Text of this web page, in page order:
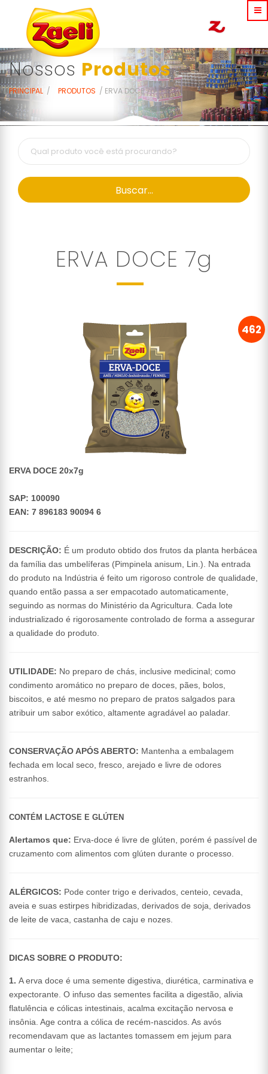
Nossos Produtos
PRINCIPAL PRODUTOS ERVA DOCE 7G
Buscar...
ERVA DOCE 7g
462
ERVA DOCE 20x7g
SAP: 100090
EAN: 7 896183 90094 6
DESCRIÇÃO: É um produto obtido dos frutos da planta herbácea
da família das umbelíferas (Pimpinela anisum, Lin.). Na entrada
do produto na Indústria é feito um rigoroso controle de qualidade,
quando então passa a ser empacotado automaticamente,
seguindo as normas do Ministério da Agricultura. Cada lote
industrializado é rigorosamente controlado de forma a assegurar
a qualidade do produto.
UTILIDADE: No preparo de chás, inclusive medicinal; como
condimento aromático no preparo de doces, pães, bolos,
biscoitos, e até mesmo no preparo de pratos salgados para
atribuir um sabor exótico, altamente agradável ao paladar.
CONSERVAÇÃO APÓS ABERTO: Mantenha a embalagem
fechada em local seco, fresco, arejado e livre de odores
estranhos.
CONTÉM LACTOSE E GLÚTEN
Alertamos que: Erva-doce é livre de glúten, porém é passível de
cruzamento com alimentos com glúten durante o processo.
ALÉRGICOS: Pode conter trigo e derivados, centeio, cevada,
aveia e suas estirpes hibridizadas, derivados de soja, derivados
de leite de vaca, castanha de caju e nozes.
DICAS SOBRE O PRODUTO:
1. A erva doce é uma semente digestiva, diurética, carminativa e
expectorante. O infuso das sementes facilita a digestão, alivia
flatulência e cólicas intestinais, acalma excitação nervosa e
insônia. Age contra a cólica de recém-nascidos. As avós
recomendavam que as lactantes tomassem em jejum para
aumentar o leite;